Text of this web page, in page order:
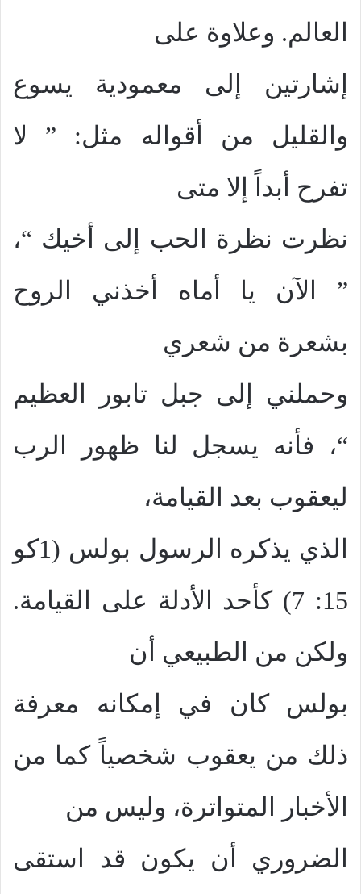
العالم. وعلاوة على
إشارتين إلى معمودية يسوع
والقليل من أقواله مثل: ” لا
تفرح أبداً إلا متى
نظرت نظرة الحب إلى أخيك “،
” الآن يا أماه أخذني الروح
بشعرة من شعري
وحملني إلى جبل تابور العظيم
“، فأنه يسجل لنا ظهور الرب
ليعقوب بعد القيامة،
الذي يذكره الرسول بولس (1كو
15: 7) كأحد الأدلة على القيامة.
ولكن من الطبيعي أن
بولس كان في إمكانه معرفة
ذلك من يعقوب شخصياً كما من
الأخبار المتواترة، وليس من
الضروري أن يكون قد استقى